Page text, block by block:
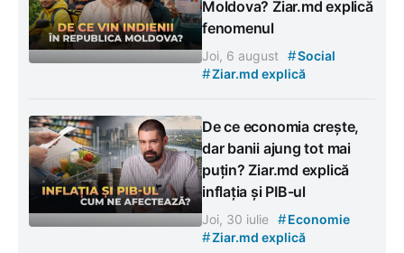
Moldova? Ziar.md explică
fenomenul
Joi, 6 august #Social
#Ziar.md explică
De ce economia crește,
dar banii ajung tot mai
puțin? Ziar.md explică
inflația și PIB-ul
Joi, 30 iulie #Economie
#Ziar.md explică